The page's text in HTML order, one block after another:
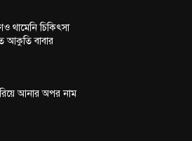
থামেনি চিকিৎসা
আকুতি বাবার
আনার অপর নাম